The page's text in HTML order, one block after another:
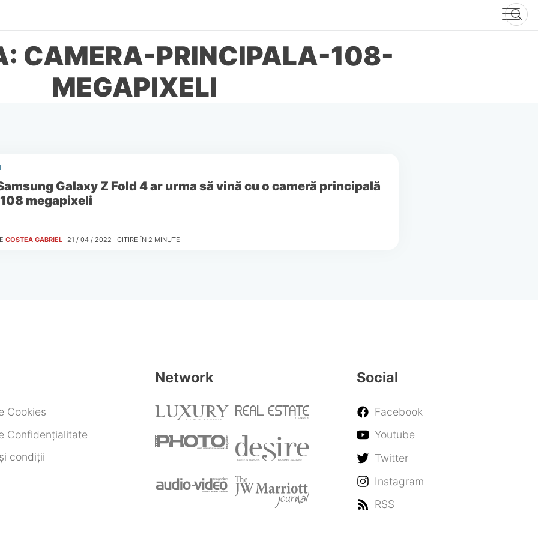
CAMERA-PRINCIPALA-108-
MEGAPIXELI
Galaxy Z Fold 4 ar urma să vină cu o cameră principală
megapixeli
COSTEA GABRIEL 21 / 04 / 2022 CITIRE ÎN 2 MINUTE
Cookies
Confidențialitate
condiții
Network Social
Facebook
Youtube
Twitter
Instagram
RSS